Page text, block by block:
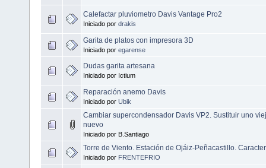
Calefactar pluviometro Davis Vantage Pro2
Iniciado por drakis
Garita de platos con impresora 3D
Iniciado por egarense
Dudas garita artesana
Iniciado por Ictium
Reparación anemo Davis
Iniciado por Ubik
Cambiar supercondensador Davis VP2. Sustituir uno
nuevo
Iniciado por B.Santiago
Torre de Viento. Estación de Ojáiz-Peñacastillo.
Iniciado por FRENTEFRIO